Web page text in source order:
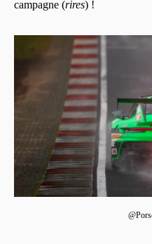
campagne (rires) !